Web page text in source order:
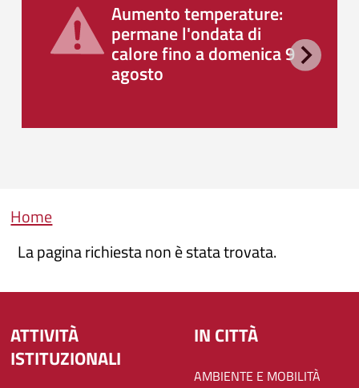
Aumento temperature:
permane l'ondata di
calore fino a domenica 9
agosto
Briciole di pane
Home
La pagina richiesta non è stata trovata.
ATTIVITÀ
ISTITUZIONALI
IN CITTÀ
AMBIENTE E MOBILITÀ